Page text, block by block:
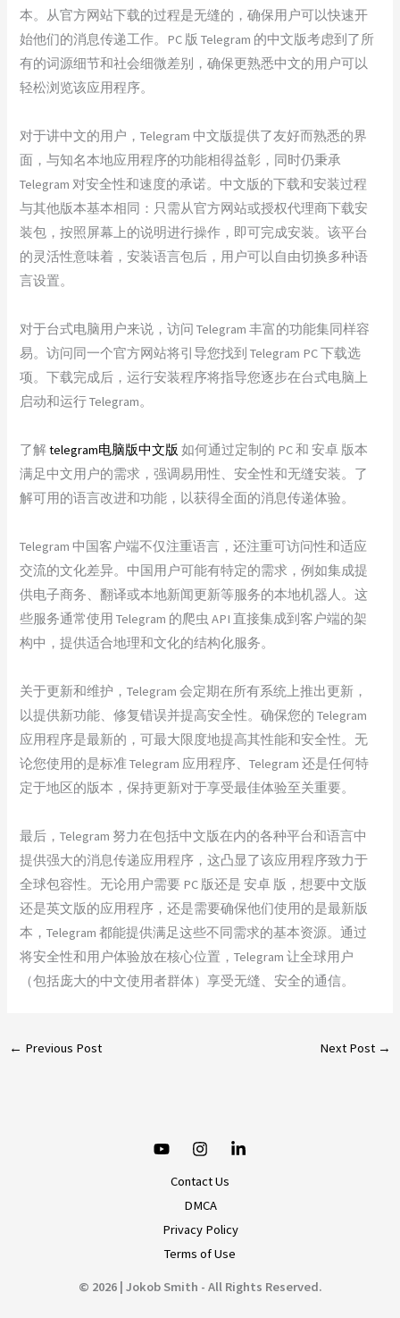
本。从官方网站下载的过程是无缝的，确保用户可以快速开
始他们的消息传递工作。PC 版 Telegram 的中文版考虑到了所
有的词源细节和社会细微差别，确保更熟悉中文的用户可以
轻松浏览该应用程序。
对于讲中文的用户，Telegram 中文版提供了友好而熟悉的界
面，与知名本地应用程序的功能相得益彰，同时仍秉承
Telegram 对安全性和速度的承诺。中文版的下载和安装过程
与其他版本基本相同：只需从官方网站或授权代理商下载安
装包，按照屏幕上的说明进行操作，即可完成安装。该平台
的灵活性意味着，安装语言包后，用户可以自由切换多种语
言设置。
对于台式电脑用户来说，访问 Telegram 丰富的功能集同样容
易。访问同一个官方网站将引导您找到 Telegram PC 下载选
项。下载完成后，运行安装程序将指导您逐步在台式电脑上
启动和运行 Telegram。
了解telegram电脑版中文版 如何通过定制的 PC 和 安卓 版本
满足中文用户的需求，强调易用性、安全性和无缝安装。了
解可用的语言改进和功能，以获得全面的消息传递体验。
Telegram 中国客户端不仅注重语言，还注重可访问性和适应
交流的文化差异。中国用户可能有特定的需求，例如集成提
供电子商务、翻译或本地新闻更新等服务的本地机器人。这
些服务通常使用 Telegram 的爬虫 API 直接集成到客户端的架
构中，提供适合地理和文化的结构化服务。
关于更新和维护，Telegram 会定期在所有系统上推出更新，
以提供新功能、修复错误并提高安全性。确保您的 Telegram
应用程序是最新的，可最大限度地提高其性能和安全性。无
论您使用的是标准 Telegram 应用程序、Telegram 还是任何特
定于地区的版本，保持更新对于享受最佳体验至关重要。
最后，Telegram 努力在包括中文版在内的各种平台和语言中
提供强大的消息传递应用程序，这凸显了该应用程序致力于
全球包容性。无论用户需要 PC 版还是 安卓 版，想要中文版
还是英文版的应用程序，还是需要确保他们使用的是最新版
本，Telegram 都能提供满足这些不同需求的基本资源。通过
将安全性和用户体验放在核心位置，Telegram 让全球用户
（包括庞大的中文使用者群体）享受无缝、安全的通信。
← Previous Post Next Post →
Contact Us
DMCA
Privacy Policy
Terms of Use
© 2026 | Jokob Smith - All Rights Reserved.